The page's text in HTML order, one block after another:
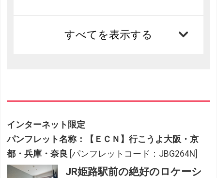
すべてを表示する
インターネット限定
パンフレット名称：【ＥＣＮ】行こうよ大阪・京
都・兵庫・奈良 [パンフレットコード：JBG264N]
JR姫路駅前の絶好のロケーシ